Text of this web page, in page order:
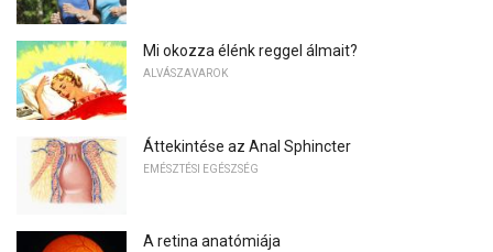
Mi okozza élénk reggel álmait?
ALVÁSZAVAROK
Áttekintése az Anal Sphincter
EMÉSZTÉSI EGÉSZSÉG
A retina anatómiája